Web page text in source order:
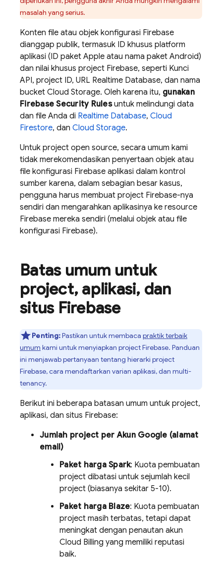
masalah yang serius.
Konten file atau objek konfigurasi Firebase
dianggap publik, termasuk ID khusus platform
aplikasi (ID paket Apple atau nama paket Android)
dan nilai khusus project Firebase, seperti Kunci
API, project ID, URL Realtime Database, dan nama
bucket Cloud Storage. Oleh karena itu, gunakan
Firebase Security Rulesuntuk melindungi data
dan file Anda di Realtime Database, Cloud
Firestore, dan Cloud Storage.
Untuk project open source, secara umum kami
tidak merekomendasikan penyertaan objek atau
file konfigurasi Firebase aplikasi dalam kontrol
sumber karena, dalam sebagian besar kasus,
pengguna harus membuat project Firebase-nya
sendiri dan mengarahkan aplikasinya ke resource
Firebase mereka sendiri (melalui objek atau file
konfigurasi Firebase).
Batas umum untuk
project, aplikasi, dan
situs Firebase
Penting:Pastikan untuk membaca praktik terbaik
umum kami untuk menyiapkan project Firebase. Panduan
ini menjawab pertanyaan tentang hierarki project
Firebase, cara mendaftarkan varian aplikasi, dan multi-
tenancy.
Berikut ini beberapa batasan umum untuk project,
aplikasi, dan situs Firebase:
Jumlah project per Akun Google (alamat
email)
Paket harga Spark: Kuota pembuatan
project dibatasi untuk sejumlah kecil
project (biasanya sekitar 5-10).
Paket harga Blaze: Kuota pembuatan
project masih terbatas, tetapi dapat
meningkat dengan penautan akun
Cloud Billing yang memiliki reputasi
baik.